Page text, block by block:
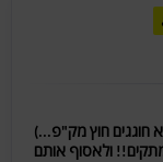
חוגגים חוץ מק"פ...)
ולאסוף אותם